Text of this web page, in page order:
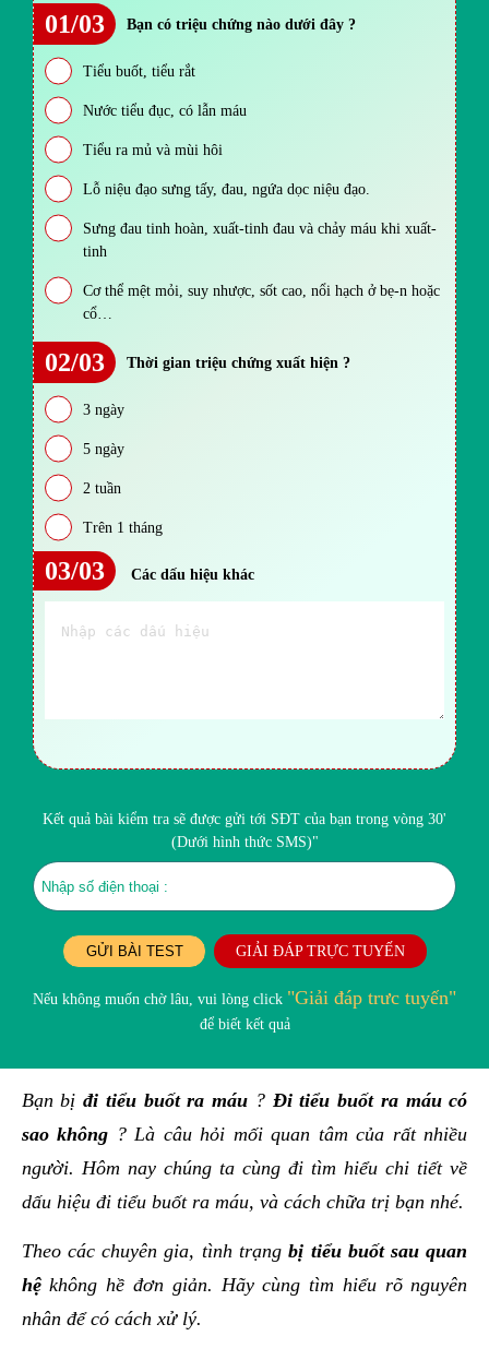
01/03 Bạn có triệu chứng nào dưới đây ?
Tiểu buốt, tiểu rắt
Nước tiểu đục, có lẫn máu
Tiểu ra mủ và mùi hôi
Lỗ niệu đạo sưng tấy, đau, ngứa dọc niệu đạo.
Sưng đau tinh hoàn, xuất-tinh đau và chảy máu khi xuất-
tinh
Cơ thể mệt mỏi, suy nhược, sốt cao, nổi hạch ở bẹ-n hoặc
cổ…
02/03 Thời gian triệu chứng xuất hiện ?
3 ngày
5 ngày
2 tuần
Trên 1 tháng
03/03 Các dấu hiệu khác
Kết quả bài kiểm tra sẽ được gửi tới SĐT của bạn trong vòng 30'
(Dưới hình thức SMS)"
GỬI BÀI TEST GIẢI ĐÁP TRỰC TUYẾN
Nếu không muốn chờ lâu, vui lòng click "Giải đáp trưc tuyến"
để biết kết quả
Bạn bịđi tiểu buốt ra máu ? Đi tiểu buốt ra máu có
sao không ? Là câu hỏi mối quan tâm của rất nhiều
người. Hôm nay chúng ta cùng đi tìm hiểu chi tiết về
dấu hiệu đi tiểu buốt ra máu, và cách chữa trị bạn nhé.
Theo các chuyên gia, tình trạngbị tiểu buốt sau quan
hệ không hề đơn giản. Hãy cùng tìm hiểu rõ nguyên
nhân để có cách xử lý.